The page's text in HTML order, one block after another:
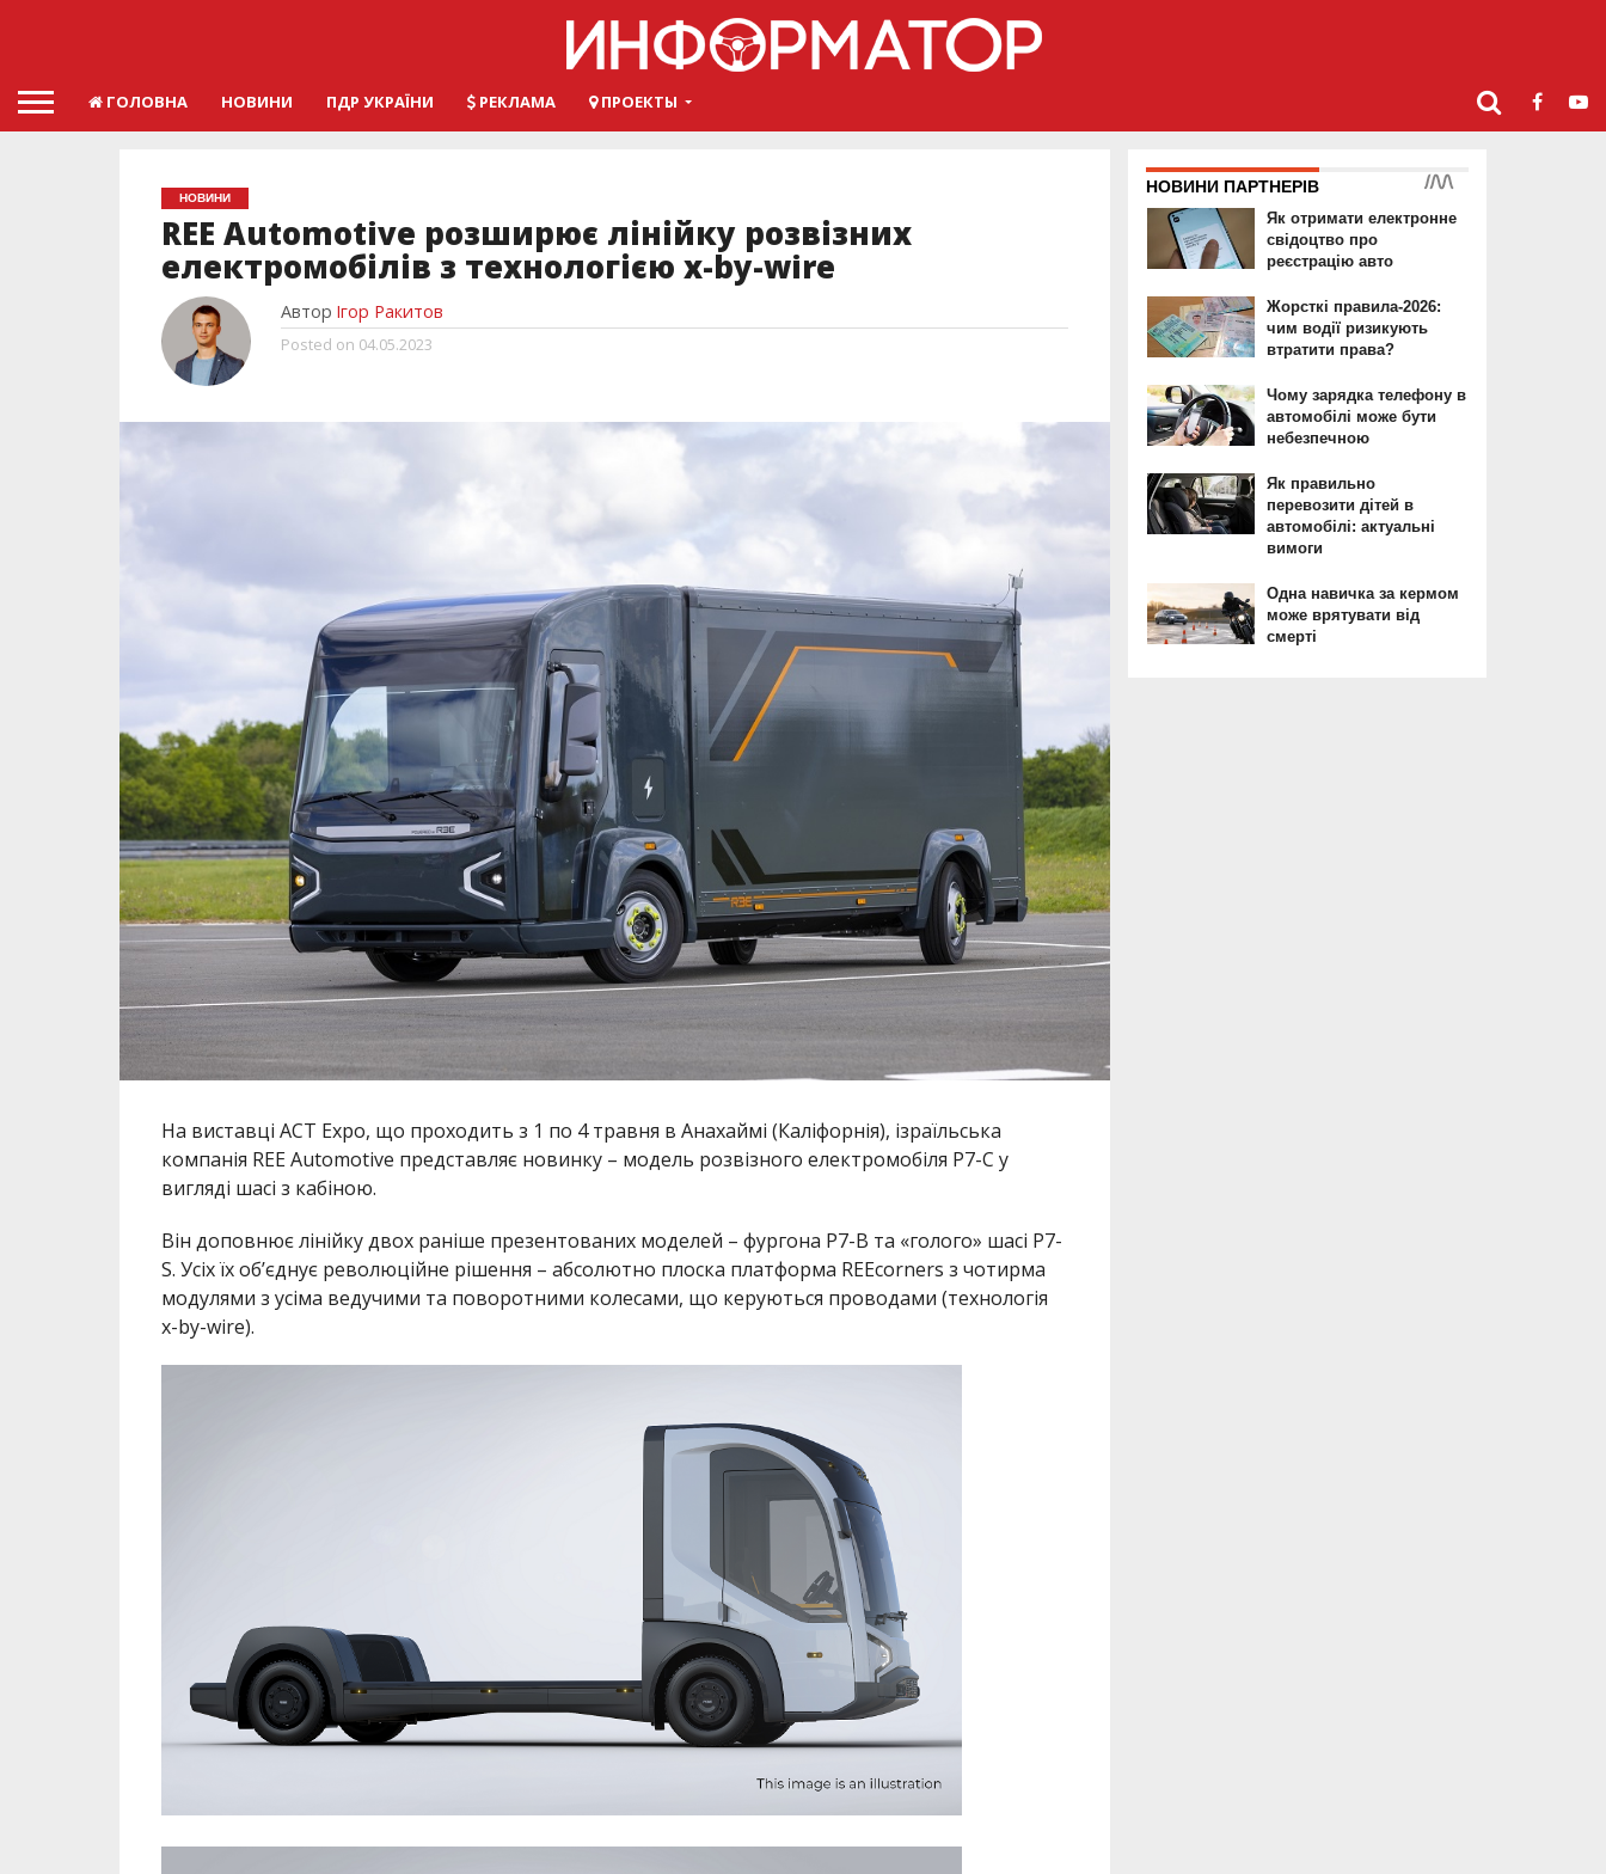
ГОЛОВНА НОВИНИ ПДР УКРАЇНИ РЕКЛАМА ПРОЕКТЫ
НОВИНИ
REE Automotive розширює лінійку розвізних
електромобілів з технологією x-by-wire
Автор Ігор Ракитов
Posted on 04.05.2023
На виставці ACT Expo, що проходить з 1 по 4 травня в Анахаймі (Каліфорнія), ізраїльська
компанія REE Automotive представляє новинку – модель розвізного електромобіля P7-C у
вигляді шасі з кабіною.
Він доповнює лінійку двох раніше презентованих моделей – фургона P7-B та «голого» шасі P7-
S. Усіх їх об’єднує революційне рішення – абсолютно плоска платформа REEcorners з чотирма
модулями з усіма ведучими та поворотними колесами, що керуються проводами (технологія
х-by-wire).